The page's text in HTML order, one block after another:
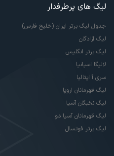
لیگ های پرطرفدار
جدول لیگ برتر ایران (خلیج فارس)
لیگ آزادگان
لیگ برتر انگلیس
لالیگا اسپانیا
سری آ ایتالیا
لیگ قهرمانان اروپا
لیگ نخبگان آسیا
لیگ قهرمانان آسیا دو
لیگ برتر فوتسال